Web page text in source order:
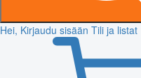
Hei, Kirjaudu sisään Tili ja listat